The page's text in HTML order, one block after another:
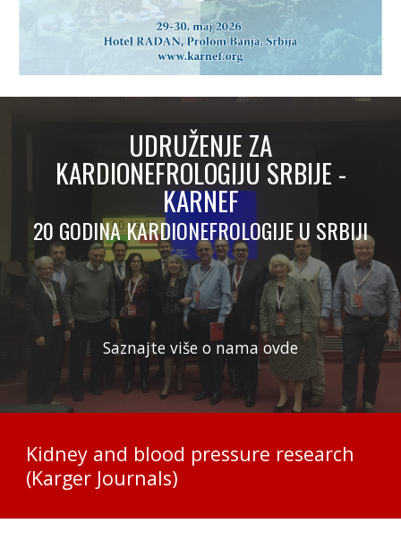
UDRUŽENJE ZA
KARDIONEFROLOGIJU SRBIJE -
KARNEF
20 GODINA KARDIONEFROLOGIJE U SRBIJI
Saznajte više o nama ovde
Kidney and blood pressure research
(Karger Journals)